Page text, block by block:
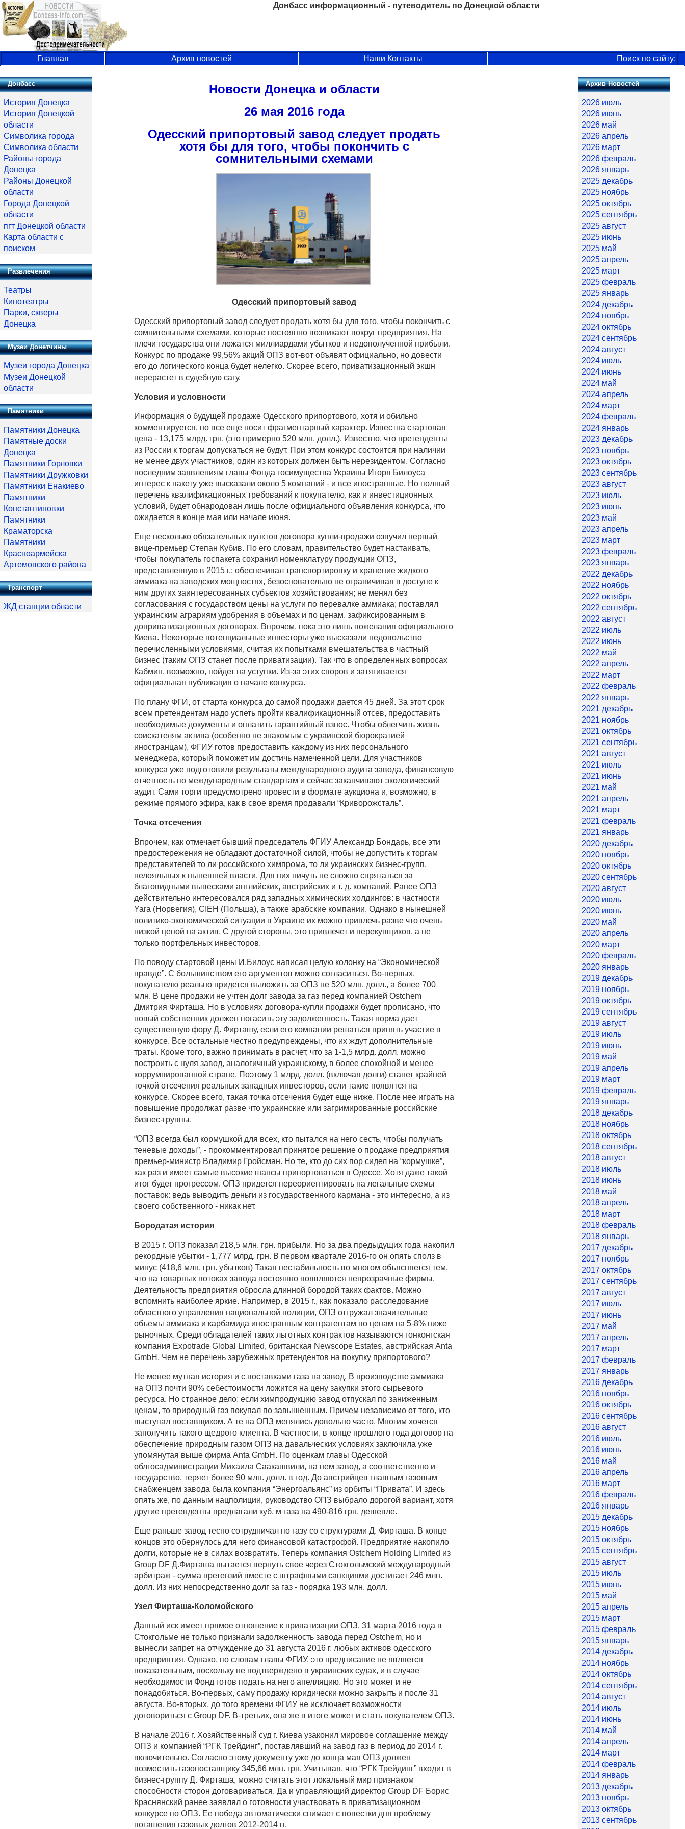
Донбасс информационный - путеводитель по Донецкой области
Главная Архив новостей Наши Контакты Поиск по сайту:
Новости Донецка и области
26 мая 2016 года
Одесский припортовый завод следует продать
хотя бы для того, чтобы покончить с
сомнительными схемами
Одесский припортовый завод
Одесский припортовый завод следует продать хотя бы для того, чтобы покончить с
сомнительными схемами, которые постоянно возникают вокруг предприятия. На
плечи государства они ложатся миллиардами убытков и недополученной прибыли.
Конкурс по продаже 99,56% акций ОПЗ вот-вот объявят официально, но довести
его до логического конца будет нелегко. Скорее всего, приватизационный экшн
перерастет в судебную сагу.
Условия и условности
Информация о будущей продаже Одесского припортового, хотя и обильно
комментируется, но все еще носит фрагментарный характер. Известна стартовая
цена - 13,175 млрд. грн. (это примерно 520 млн. долл.). Известно, что претенденты
из России к торгам допускаться не будут. При этом конкурс состоится при наличии
не менее двух участников, один из которых должен быть нерезидентом. Согласно
последним заявлениям главы Фонда госимущества Украины Игоря Билоуса
интерес к пакету уже высказали около 5 компаний - и все иностранные. Но полный
перечень квалификационных требований к покупателю, как и инвестиционных
условий, будет обнародован лишь после официального объявления конкурса, что
ожидается в конце мая или начале июня.
Еще несколько обязательных пунктов договора купли-продажи озвучил первый
вице-премьер Степан Кубив. По его словам, правительство будет настаивать,
чтобы покупатель госпакета сохранил номенклатуру продукции ОПЗ,
представленную в 2015 г.; обеспечивал транспортировку и хранение жидкого
аммиака на заводских мощностях, безосновательно не ограничивая в доступе к
ним других заинтересованных субъектов хозяйствования; не менял без
согласования с государством цены на услуги по перевалке аммиака; поставлял
украинским аграриям удобрения в объемах и по ценам, зафиксированным в
доприватизационных договорах. Впрочем, пока это лишь пожелания официального
Киева. Некоторые потенциальные инвесторы уже высказали недовольство
перечисленными условиями, считая их попытками вмешательства в частный
бизнес (таким ОПЗ станет после приватизации). Так что в определенных вопросах
Кабмин, возможно, пойдет на уступки. Из-за этих споров и затягивается
официальная публикация о начале конкурса.
По плану ФГИ, от старта конкурса до самой продажи дается 45 дней. За этот срок
всем претендентам надо успеть пройти квалификационный отсев, предоставить
необходимые документы и оплатить гарантийный взнос. Чтобы облегчить жизнь
соискателям актива (особенно не знакомым с украинской бюрократией
иностранцам), ФГИУ готов предоставить каждому из них персонального
менеджера, который поможет им достичь намеченной цели. Для участников
конкурса уже подготовили результаты международного аудита завода, финансовую
отчетность по международным стандартам и сейчас заканчивают экологический
аудит. Сами торги предусмотрено провести в формате аукциона и, возможно, в
режиме прямого эфира, как в свое время продавали “Криворожсталь”.
Точка отсечения
Впрочем, как отмечает бывший председатель ФГИУ Александр Бондарь, все эти
предостережения не обладают достаточной силой, чтобы не допустить к торгам
представителей то ли российского химпрома, то ли украинских бизнес-групп,
нелояльных к нынешней власти. Для них ничуть не сложно спрятаться за
благовидными вывесками английских, австрийских и т. д. компаний. Ранее ОПЗ
действительно интересовался ряд западных химических холдингов: в частности
Yara (Норвегия), CIEH (Польша), а также арабские компании. Однако в нынешней
политико-экономической ситуации в Украине их можно привлечь разве что очень
низкой ценой на актив. С другой стороны, это привлечет и перекупщиков, а не
только портфельных инвесторов.
По поводу стартовой цены И.Билоус написал целую колонку на “Экономической
правде”. С большинством его аргументов можно согласиться. Во-первых,
покупателю реально придется выложить за ОПЗ не 520 млн. долл., а более 700
млн. В цене продажи не учтен долг завода за газ перед компанией Ostchem
Дмитрия Фирташа. Но в условиях договора-купли продажи будет прописано, что
новый собственник должен погасить эту задолженность. Такая норма дает
существенную фору Д. Фирташу, если его компании решаться принять участие в
конкурсе. Все остальные честно предупреждены, что их ждут дополнительные
траты. Кроме того, важно принимать в расчет, что за 1-1,5 млрд. долл. можно
построить с нуля завод, аналогичный украинскому, в более спокойной и менее
коррумпированной стране. Поэтому 1 млрд. долл. (включая долги) станет крайней
точкой отсечения реальных западных инвесторов, если такие появятся на
конкурсе. Скорее всего, такая точка отсечения будет еще ниже. После нее играть на
повышение продолжат разве что украинские или загримированные российские
бизнес-группы.
“ОПЗ всегда был кормушкой для всех, кто пытался на него сесть, чтобы получать
теневые доходы”, - прокомментировал принятое решение о продаже предприятия
премьер-министр Владимир Гройсман. Но те, кто до сих пор сидел на “кормушке”,
как раз и имеет самые высокие шансы припортоваться в Одессе. Хотя даже такой
итог будет прогрессом. ОПЗ придется переориентировать на легальные схемы
поставок: ведь выводить деньги из государственного кармана - это интересно, а из
своего собственного - никак нет.
Бородатая история
В 2015 г. ОПЗ показал 218,5 млн. грн. прибыли. Но за два предыдущих года накопил
рекордные убытки - 1,777 млрд. грн. В первом квартале 2016-го он опять сполз в
минус (418,6 млн. грн. убытков) Такая нестабильность во многом объясняется тем,
что на товарных потоках завода постоянно появляются непрозрачные фирмы.
Деятельность предприятия обросла длинной бородой таких фактов. Можно
вспомнить наиболее яркие. Например, в 2015 г., как показало расследование
областного управления национальной полиции, ОПЗ отгружал значительные
объемы аммиака и карбамида иностранным контрагентам по ценам на 5-8% ниже
рыночных. Среди обладателей таких льготных контрактов называются гонконгская
компания Expotrade Global Limited, британская Newscope Estates, австрийская Anta
GmbH. Чем не перечень зарубежных претендентов на покупку припортового?
Не менее мутная история и с поставками газа на завод. В производстве аммиака
на ОПЗ почти 90% себестоимости ложится на цену закупки этого сырьевого
ресурса. Но странное дело: если химпродукцию завод отпускал по заниженным
ценам, то природный газ покупал по завышенным. Причем независимо от того, кто
выступал поставщиком. А те на ОПЗ менялись довольно часто. Многим хочется
заполучить такого щедрого клиента. В частности, в конце прошлого года договор на
обеспечение природным газом ОПЗ на давальческих условиях заключила уже
упомянутая выше фирма Anta GmbH. По оценкам главы Одесской
облгосадминистрации Михаила Саакашвили, на нем завод, а соответственно и
государство, теряет более 90 млн. долл. в год. До австрийцев главным газовым
снабженцем завода была компания “Энергоальянс” из орбиты “Привата”. И здесь
опять же, по данным нацполиции, руководство ОПЗ выбрало дорогой вариант, хотя
другие претенденты предлагали куб. м газа на 490-816 грн. дешевле.
Еще раньше завод тесно сотрудничал по газу со структурами Д. Фирташа. В конце
концов это обернулось для него финансовой катастрофой. Предприятие накопило
долги, которые не в силах возвратить. Теперь компания Ostchem Holding Limited из
Group DF Д.Фирташа пытается вернуть свое через Стокгольмский международный
арбитраж - сумма претензий вместе с штрафными санкциями достигает 246 млн.
долл. Из них непосредственно долг за газ - порядка 193 млн. долл.
Узел Фирташа-Коломойского
Данный иск имеет прямое отношение к приватизации ОПЗ. 31 марта 2016 года в
Стокгольме не только признали задолженность завода перед Ostchem, но и
вынесли запрет на отчуждение до 31 августа 2016 г. любых активов одесского
предприятия. Однако, по словам главы ФГИУ, это предписание не является
показательным, поскольку не подтверждено в украинских судах, и в случае
необходимости Фонд готов подать на него апелляцию. Но это может и не
понадобиться. Во-первых, саму продажу юридически можно закрыть и после 31
августа. Во-вторых, до того времени ФГИУ не исключает возможности
договориться с Group DF. В-третьих, она же в итоге может и стать покупателем ОПЗ.
В начале 2016 г. Хозяйственный суд г. Киева узаконил мировое соглашение между
ОПЗ и компанией “РГК Трейдинг”, поставлявший на завод газ в период до 2014 г.
включительно. Согласно этому документу уже до конца мая ОПЗ должен
возместить газопоставщику 345,66 млн. грн. Учитывая, что “РГК Трейдинг” входит в
бизнес-группу Д. Фирташа, можно считать этот локальный мир признаком
способности сторон договариваться. Да и управляющий директор Group DF Борис
Краснянский ранее заявлял о готовности участвовать в приватизационном
конкурсе по ОПЗ. Ее победа автоматически снимает с повестки дня проблему
погашения газовых долгов 2012-2014 гг.
Донбасс
История Донецка
История Донецкой
области
Символика города
Символика области
Районы города
Донецка
Районы Донецкой
области
Города Донецкой
области
пгт Донецкой области
Карта области с
поиском
Развлечения
Театры
Кинотеатры
Парки, скверы
Донецка
Музеи Донетчины
Музеи города Донецка
Музеи Донецкой
области
Памятники
Памятники Донецка
Памятные доски
Донецка
Памятники Горловки
Памятники Дружковки
Памятники Енакиево
Памятники
Константиновки
Памятники
Краматорска
Памятники
Красноармейска
Артемовского района
Транспорт
ЖД станции области
Архив Новостей
2026 июль
2026 июнь
2026 май
2026 апрель
2026 март
2026 февраль
2026 январь
2025 декабрь
2025 ноябрь
2025 октябрь
2025 сентябрь
2025 август
2025 июнь
2025 май
2025 апрель
2025 март
2025 февраль
2025 январь
2024 декабрь
2024 ноябрь
2024 октябрь
2024 сентябрь
2024 август
2024 июль
2024 июнь
2024 май
2024 апрель
2024 март
2024 февраль
2024 январь
2023 декабрь
2023 ноябрь
2023 октябрь
2023 сентябрь
2023 август
2023 июль
2023 июнь
2023 май
2023 апрель
2023 март
2023 февраль
2023 январь
2022 декабрь
2022 ноябрь
2022 октябрь
2022 сентябрь
2022 август
2022 июль
2022 июнь
2022 май
2022 апрель
2022 март
2022 февраль
2022 январь
2021 декабрь
2021 ноябрь
2021 октябрь
2021 сентябрь
2021 август
2021 июль
2021 июнь
2021 май
2021 апрель
2021 март
2021 февраль
2021 январь
2020 декабрь
2020 ноябрь
2020 октябрь
2020 сентябрь
2020 август
2020 июль
2020 июнь
2020 май
2020 апрель
2020 март
2020 февраль
2020 январь
2019 декабрь
2019 ноябрь
2019 октябрь
2019 сентябрь
2019 август
2019 июль
2019 июнь
2019 май
2019 апрель
2019 март
2019 февраль
2019 январь
2018 декабрь
2018 ноябрь
2018 октябрь
2018 сентябрь
2018 август
2018 июль
2018 июнь
2018 май
2018 апрель
2018 март
2018 февраль
2018 январь
2017 декабрь
2017 ноябрь
2017 октябрь
2017 сентябрь
2017 август
2017 июль
2017 июнь
2017 май
2017 апрель
2017 март
2017 февраль
2017 январь
2016 декабрь
2016 ноябрь
2016 октябрь
2016 сентябрь
2016 август
2016 июль
2016 июнь
2016 май
2016 апрель
2016 март
2016 февраль
2016 январь
2015 декабрь
2015 ноябрь
2015 октябрь
2015 сентябрь
2015 август
2015 июль
2015 июнь
2015 май
2015 апрель
2015 март
2015 февраль
2015 январь
2014 декабрь
2014 ноябрь
2014 октябрь
2014 сентябрь
2014 август
2014 июль
2014 июнь
2014 май
2014 апрель
2014 март
2014 февраль
2014 январь
2013 декабрь
2013 ноябрь
2013 октябрь
2013 сентябрь